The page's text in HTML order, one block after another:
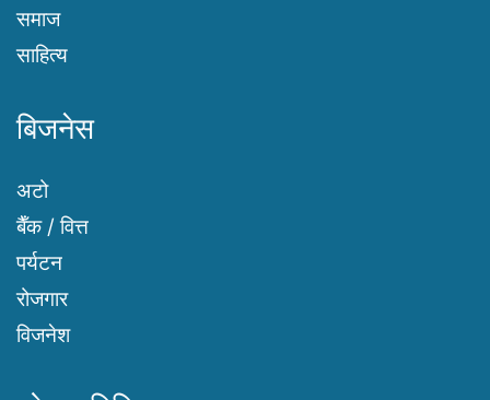
समाज
साहित्य
बिजनेस
अटो
बैँक / वित्त
पर्यटन
रोजगार
विजनेश